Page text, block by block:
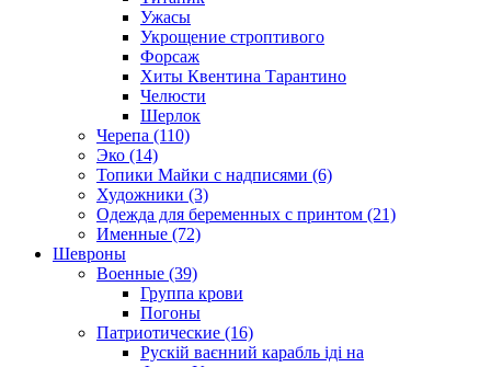
Ужасы
Укрощение строптивого
Форсаж
Хиты Квентина Тарантино
Челюсти
Шерлок
Черепа (110)
Эко (14)
Топики Майки с надписями (6)
Художники (3)
Одежда для беременных с принтом (21)
Именные (72)
Шевроны
Военные (39)
Группа крови
Погоны
Патриотические (16)
Рускій ваєнний карабль іді на